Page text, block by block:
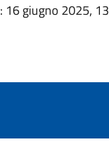
: 16 giugno 2025,